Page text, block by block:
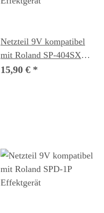
Netzteil 9V kompatibel
mit Roland SP-404SX
Effektgerät
15,90 € *